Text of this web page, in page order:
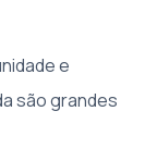
e
são grandes